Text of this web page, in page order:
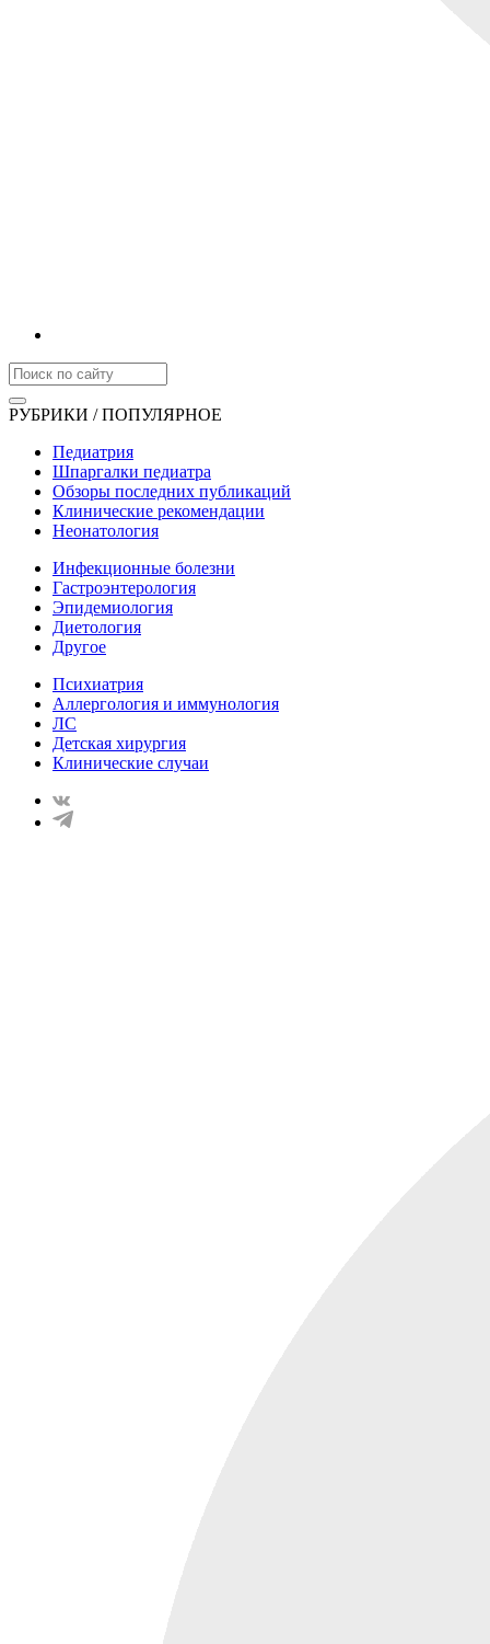
РУБРИКИ / ПОПУЛЯРНОЕ
Педиатрия
Шпаргалки педиатра
Обзоры последних публикаций
Клинические рекомендации
Неонатология
Инфекционные болезни
Гастроэнтерология
Эпидемиология
Диетология
Другое
Психиатрия
Аллергология и иммунология
ЛС
Детская хирургия
Клинические случаи